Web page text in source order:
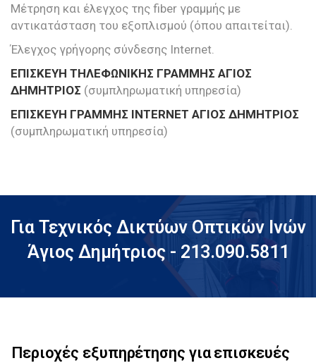
Μέτρηση και έλεγχος της fiber γραμμής με
αντικατάσταση του εξοπλισμού (όπου απαιτείται).
Έλεγχος γρήγορης σύνδεσης Internet.
ΕΠΙΣΚΕΥΗ ΤΗΛΕΦΩΝΙΚΗΣ ΓΡΑΜΜΗΣ ΑΓΙΟΣ
ΔΗΜΗΤΡΙΟΣ (συμπληρωματική υπηρεσία)
ΕΠΙΣΚΕΥΗ ΓΡΑΜΜΗΣ INTERNET ΑΓΙΟΣ ΔΗΜΗΤΡΙΟΣ
(συμπληρωματική υπηρεσία)
Για Τεχνικός Δικτύων Οπτικών Ινών
Άγιος Δημήτριος - 213.090.5811
Περιοχές εξυπηρέτησης για επισκευές